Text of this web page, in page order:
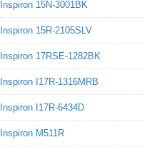
Inspiron 15N-3001BK
Inspiron 15R-2105SLV
Inspiron 17RSE-1282BK
Inspiron I17R-1316MRB
Inspiron I17R-6434D
Inspiron M511R